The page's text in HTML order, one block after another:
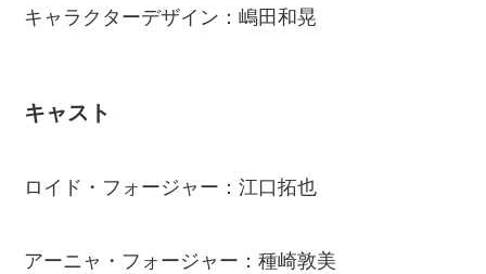
キャラクターデザイン：嶋田和晃
キャスト
ロイド・フォージャー：江口拓也
アーニャ・フォージャー：種崎敦美